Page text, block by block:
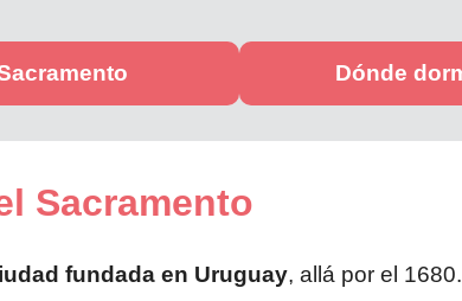
Dónde
Sacramento
fundada en Uruguay, allá por el